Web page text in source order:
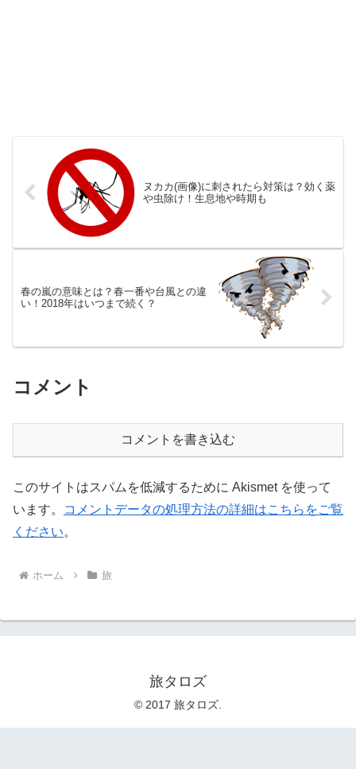
ヌカカ(画像)に刺されたら対策は？効く薬
や虫除け！生息地や時期も
春の嵐の意味とは？春一番や台風との違
い！2018年はいつまで続く？
コメント
コメントを書き込む
このサイトはスパムを低減するために Akismet を使って
います。
コメントデータの処理方法の詳細はこちらをご覧
ください。
ホーム 旅
旅タロズ
© 2017 旅タロズ.